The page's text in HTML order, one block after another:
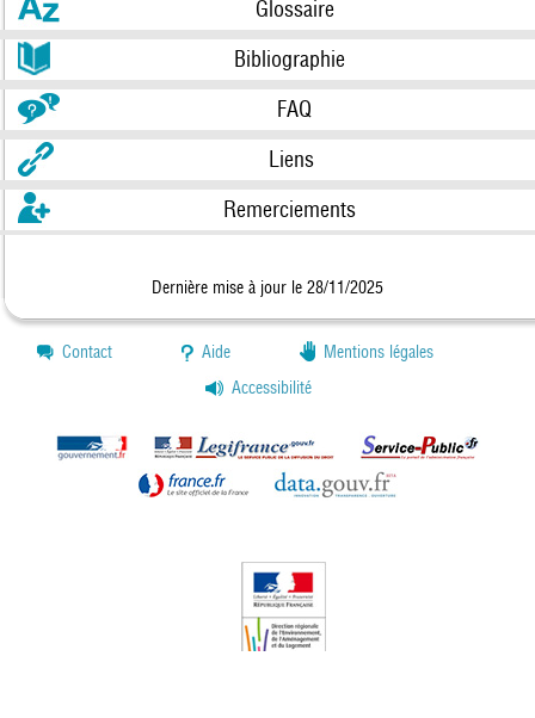
Glossaire
Bibliographie
FAQ
Liens
Remerciements
Dernière mise à jour le 28/11/2025
Contact Aide
Mentions légales
Accessibilité